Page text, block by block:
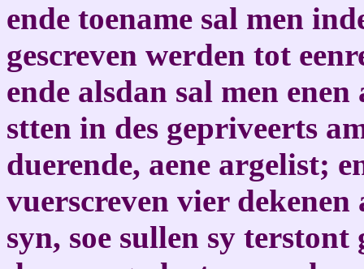
ende toename sal men
gescreven werden tot
ende alsdan sal men
stten in des gepriveerts
duerende, aene argelist;
vuerscreven vier dekenen
syn, soe sullen sy